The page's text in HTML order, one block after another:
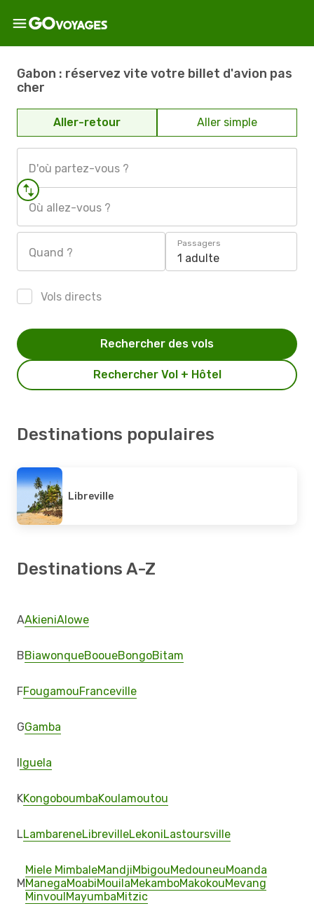
Gabon : réservez vite votre billet d'avion pas
cher
Aller-retour Aller simple
D'où partez-vous ?
Où allez-vous ?
Quand ?
Passagers
1 adulte
Vols directs
Rechercher Vol + Hôtel
Rechercher des vols
Destinations populaires
Libreville
Destinations A-Z
AAkieniAlowe
BBiawonqueBooueBongoBitam
FFougamouFranceville
GGamba
IIguela
KKongoboumbaKoulamoutou
LLambareneLibrevilleLekoniLastoursville
M
Miele MimbaleMandjiMbigouMedouneuMoanda
ManegaMoabiMouilaMekamboMakokouMevang
MinvoulMayumbaMitzic